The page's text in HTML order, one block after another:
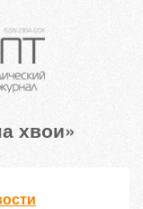
хвои»